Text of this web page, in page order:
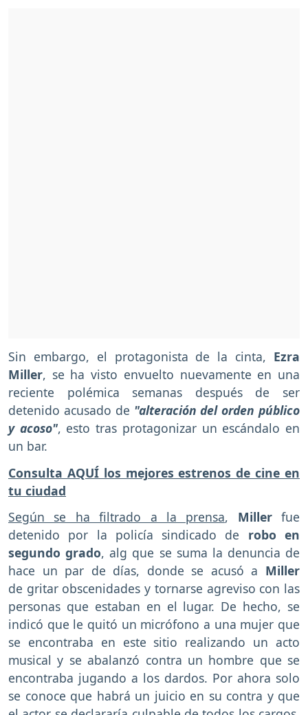
Sin embargo, el protagonista de la cinta, Ezra
Miller, se ha visto envuelto nuevamente en una
reciente polémica semanas después de ser
detenido acusado de "alteración del orden público
y acoso", esto tras protagonizar un escándalo en
un bar.
Consulta AQUÍ los mejores estrenos de cine en
tu ciudad
Según se ha filtrado a la prensa, Miller fue
detenido por la policía sindicado de robo en
segundo grado, alg que se suma la denuncia de
hace un par de días, donde se acusó a Miller
de gritar obscenidades y tornarse agreviso con las
personas que estaban en el lugar. De hecho, se
indicó que le quitó un micrófono a una mujer que
se encontraba en este sitio realizando un acto
musical y se abalanzó contra un hombre que se
encontraba jugando a los dardos. Por ahora solo
se conoce que habrá un juicio en su contra y que